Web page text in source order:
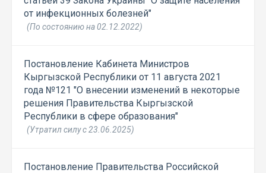
от инфекционных болезней"
(По состоянию на 02.12.2022)
Постановление Кабинета Министров
Кыргызской Республики от 11 августа 2021
года №121 "О внесении изменений в некоторые
решения Правительства Кыргызской
Республики в сфере образования"
(Утратил силу с 23.06.2025)
Постановление Правительства Российской